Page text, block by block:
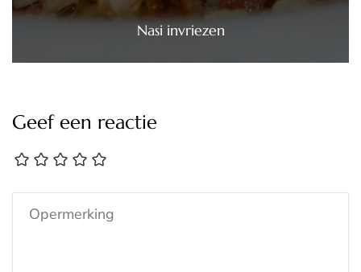
Nasi invriezen
Geef een reactie